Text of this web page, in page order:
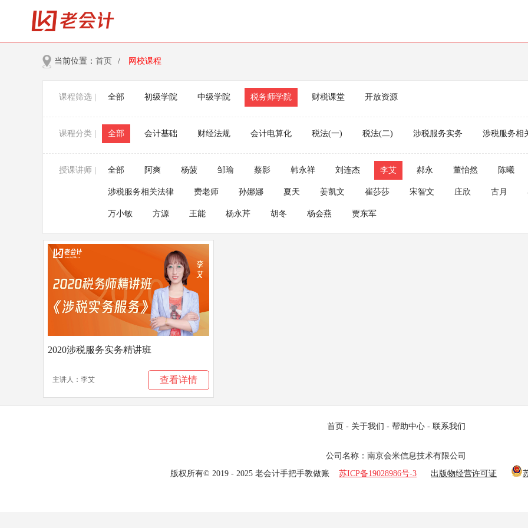
当前位置： 首页 / 网校课程
课程筛选 | 全部 初级学院 中级学院 税务师学院 财税课堂 开放资源
课程分类 | 全部 会计基础 财经法规 会计电算化 税法(一) 税法(二) 涉税服务实务 涉税服务相
授课讲师 | 全部 阿爽 杨菠 邹瑜 蔡影 韩永祥 刘连杰 李艾 郝永 董怡然 陈曦
涉税服务相关法律 费老师 孙娜娜 夏天 姜凯文 崔莎莎 宋智文 庄欣 古月
万小敏 方源 王能 杨永芹 胡冬 杨会燕 贾东军
2020涉税服务实务精讲班
主讲人：李艾 查看详情
首页 - 关于我们 - 帮助中心- 联系我们
公司名称：南京会米信息技术有限公司
版权所有© 2019 - 2025 老会计手把手教做账 苏ICP备19028986号-3 出版物经营许可证